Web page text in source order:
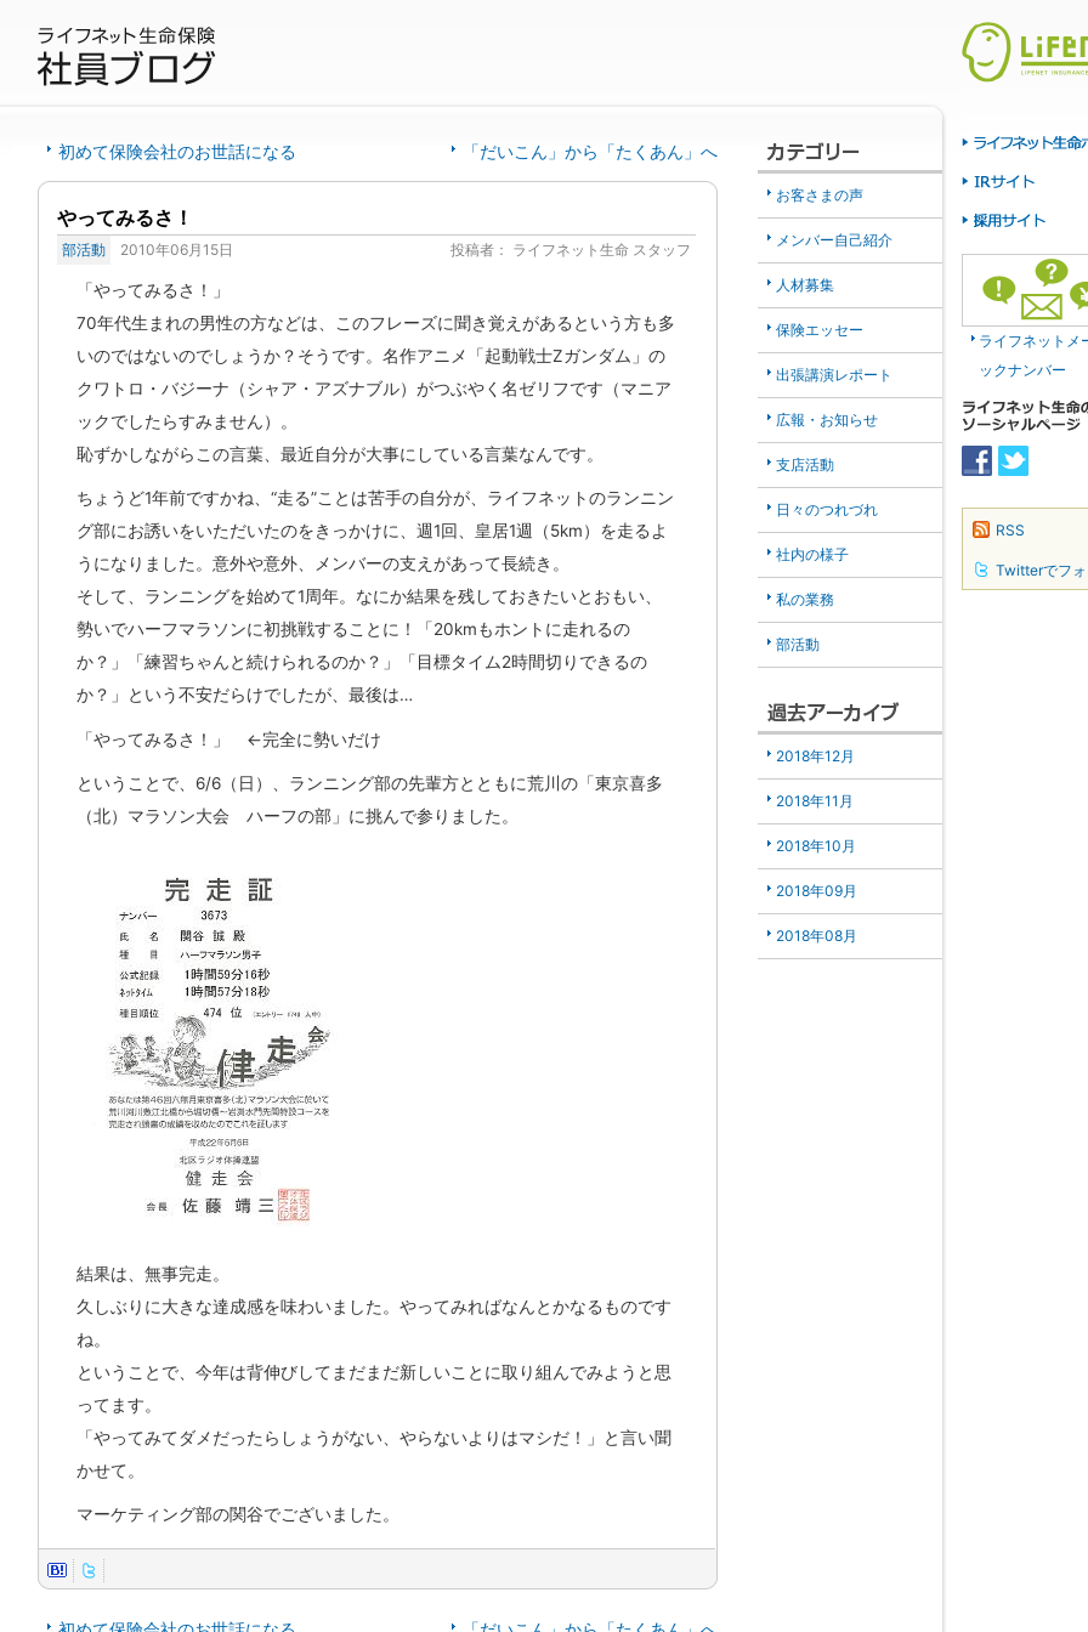
初めて保険会社のお世話になる 「だいこん」から「たくあん」へ
やってみるさ！
部活動 2010年06月15日 投稿者： ライフネット生命 スタッフ
「やってみるさ！」
70年代生まれの男性の方などは、このフレーズに聞き覚えがあるという方も多
いのではないのでしょうか？そうです。名作アニメ「起動戦士Zガンダム」の
クワトロ・バジーナ（シャア・アズナブル）がつぶやく名ゼリフです（マニア
ックでしたらすみません）。
恥ずかしながらこの言葉、最近自分が大事にしている言葉なんです。
ちょうど1年前ですかね、“走る”ことは苦手の自分が、ライフネットのランニン
グ部にお誘いをいただいたのをきっかけに、週1回、皇居1週（5km）を走るよ
うになりました。意外や意外、メンバーの支えがあって長続き。
そして、ランニングを始めて1周年。なにか結果を残しておきたいとおもい、
勢いでハーフマラソンに初挑戦することに！「20kmもホントに走れるの
か？」「練習ちゃんと続けられるのか？」「目標タイム2時間切りできるの
か？」という不安だらけでしたが、最後は…
「やってみるさ！」 ←完全に勢いだけ
ということで、6/6（日）、ランニング部の先輩方とともに荒川の「東京喜多
（北）マラソン大会 ハーフの部」に挑んで参りました。
結果は、無事完走。
久しぶりに大きな達成感を味わいました。やってみればなんとかなるものです
ね。
ということで、今年は背伸びしてまだまだ新しいことに取り組んでみようと思
ってます。
「やってみてダメだったらしょうがない、やらないよりはマシだ！」と言い聞
かせて。
マーケティング部の関谷でございました。
お客さまの声
メンバー自己紹介
人材募集
保険エッセー
出張講演レポート
広報・お知らせ
支店活動
日々のつれづれ
社内の様子
私の業務
部活動
2018年12月
2018年11月
2018年10月
2018年09月
2018年08月
ライフネットメ
ックナンバー
RSS
Twitterでフ